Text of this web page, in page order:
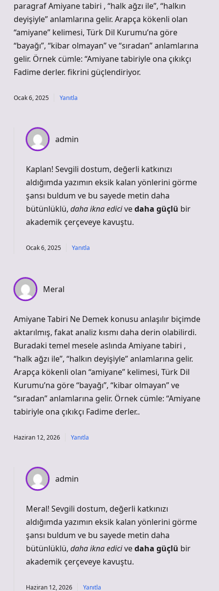
paragraf Amiyane tabiri , “halk ağzı ile”, “halkın
deyişiyle” anlamlarına gelir. Arapça kökenli olan
“amiyane” kelimesi, Türk Dil Kurumu’na göre
“bayağı”, “kibar olmayan” ve “sıradan” anlamlarına
gelir. Örnek cümle: “Amiyane tabiriyle ona çıkıkçı
Fadime derler. fikrini güçlendiriyor.
Ocak 6, 2025 Yanıtla
admin
Kaplan! Sevgili dostum, değerli katkınızı
aldığımda yazımın eksik kalan yönlerini görme
şansı buldum ve bu sayede metin daha
bütünlüklü, daha ikna edicivedaha güçlü bir
akademik çerçeveye kavuştu.
Ocak 6, 2025 Yanıtla
Meral
Amiyane Tabiri Ne Demek konusu anlaşılır biçimde
aktarılmış, fakat analiz kısmı daha derin olabilirdi.
Buradaki temel mesele aslında Amiyane tabiri ,
“halk ağzı ile”, “halkın deyişiyle” anlamlarına gelir.
Arapça kökenli olan “amiyane” kelimesi, Türk Dil
Kurumu’na göre “bayağı”, “kibar olmayan” ve
“sıradan” anlamlarına gelir. Örnek cümle: “Amiyane
tabiriyle ona çıkıkçı Fadime derler..
Haziran 12, 2026 Yanıtla
admin
Meral! Sevgili dostum, değerli katkınızı
aldığımda yazımın eksik kalan yönlerini görme
şansı buldum ve bu sayede metin daha
bütünlüklü, daha ikna edicivedaha güçlü bir
akademik çerçeveye kavuştu.
Haziran 12, 2026 Yanıtla